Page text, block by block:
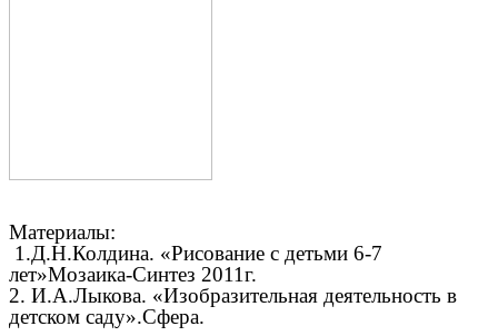
Материалы:
1.Д.Н.Колдина. «Рисование с детьми 6-7
лет»Мозаика-Синтез 2011г.
2. И.А.Лыкова. «Изобразительная деятельность в
детском саду».Сфера.